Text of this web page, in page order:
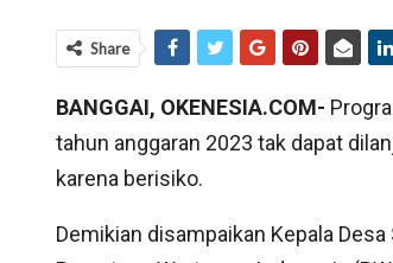
Share
BANGGAI, OKENESIA.COM-
tahun anggaran 2023 tak dapat
karena berisiko.
Demikian disampaikan Kepala